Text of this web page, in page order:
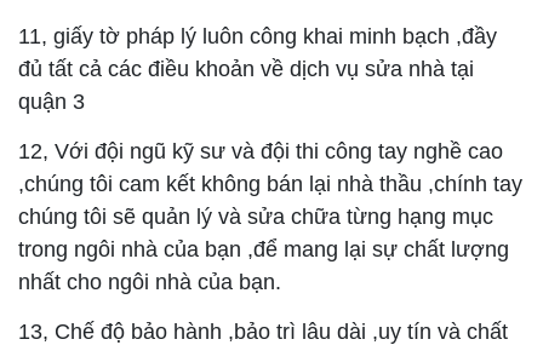
11, giấy tờ pháp lý luôn công khai minh bạch ,đầy
đủ tất cả các điều khoản về dịch vụ sửa nhà tại
quận 3
12, Với đội ngũ kỹ sư và đội thi công tay nghề cao
,chúng tôi cam kết không bán lại nhà thầu ,chính tay
chúng tôi sẽ quản lý và sửa chữa từng hạng mục
trong ngôi nhà của bạn ,để mang lại sự chất lượng
nhất cho ngôi nhà của bạn.
13, Chế độ bảo hành ,bảo trì lâu dài ,uy tín và chất